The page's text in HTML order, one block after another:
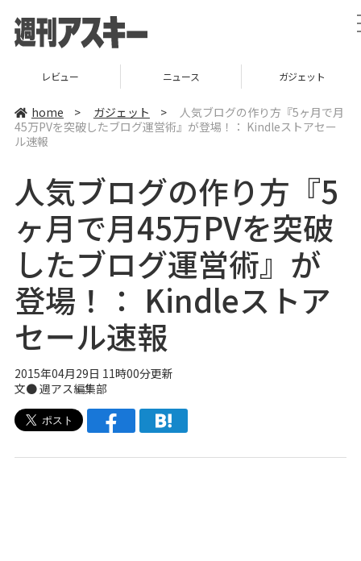
レビュー ニュース ガジェット
home > ガジェット >
人気ブログの作り方『5ヶ月で月
45万PVを突破したブログ運営術』が登場！： Kindleストアセー
ル速報
人気ブログの作り方『5
ヶ月で月45万PVを突破
したブログ運営術』が
登場！： Kindleストア
セール速報
2015年04月29日 11時00分更新
文●週アス編集部